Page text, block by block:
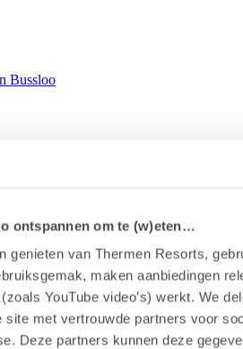
ontspannen om te (w)eten…
genieten van Thermen Resorts,
maken aanbiedingen
YouTube video’s) werkt. We
site met vertrouwde partners voor
Deze partners kunnen deze
Bussloo